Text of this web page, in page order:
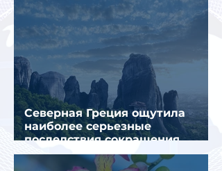
Северная Греция ощутила
наиболее серьезные
последствия сокращения
турпотока из России